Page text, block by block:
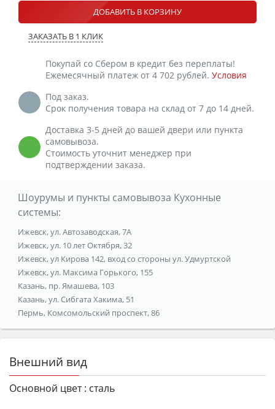
ДОБАВИТЬ В КОРЗИНУ
ЗАКАЗАТЬ В 1 КЛИК
Покупай со Сбером в кредит без переплаты!
Ежемесячный платеж от 4 702 рублей. Условия
Под заказ.
Срок получения товара на склад от 7 до 14 дней.
Доставка 3-5 дней до вашей двери или пункта
самовывоза.
Стоимость уточнит менеджер при
подтверждении заказа.
Шоурумы и пункты самовывоза Кухонные
системы:
Ижевск, ул. Автозаводская, 7А
Ижевск, ул. 10 лет Октября, 32
Ижевск, ул Кирова 142, вход со стороны ул. Удмуртской
Ижевск, ул. Максима Горького, 155
Казань, пр. Ямашева, 103
Казань, ул. Сибгата Хакима, 51
Пермь, Комсомольский проспект, 86
Внешний вид
Основной цвет : сталь